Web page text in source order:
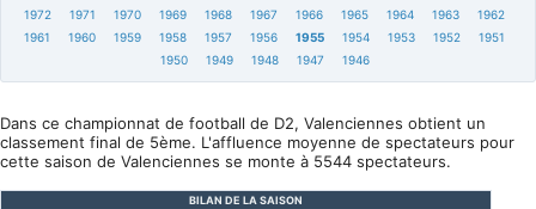
1972
1971 1970 1969 1968 1967 1966 1965 1964 1963
1962
1961
1960 1959 1958 1957 1956 1955 1954 1953 1952
1951
1950
1949 1948 1947 1946
Dans ce championnat de football de D2, Valenciennes obtient un
classement final de 5ème. L'affluence moyenne de spectateurs pour
cette saison de Valenciennes se monte à 5544 spectateurs.
BILAN DE LA SAISON